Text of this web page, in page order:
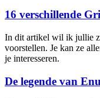
16 verschillende
In dit artikel wil ik jullie
voorstellen. Je kan ze
je interesseren.
De legende van